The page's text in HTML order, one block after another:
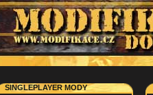
SINGLEPLAYER MODY